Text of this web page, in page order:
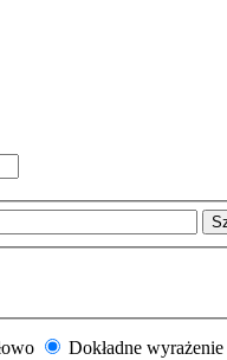
Dokładne wyrażenie